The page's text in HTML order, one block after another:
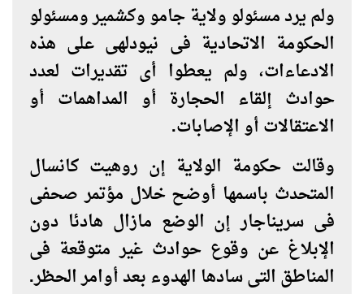
ولم يرد مسئولو ولاية جامو وكشمير ومسئولو
الحكومة الاتحادية فى نيودلهى على هذه
الادعاءات، ولم يعطوا أى تقديرات لعدد
حوادث إلقاء الحجارة أو المداهمات أو
الاعتقالات أو الإصابات.
وقالت حكومة الولاية إن روهيت كانسال
المتحدث باسمها أوضح خلال مؤتمر صحفى
فى سريناجار إن الوضع مازال هادئا دون
الإبلاغ عن وقوع حوادث غير متوقعة فى
المناطق التى سادها الهدوء بعد أوامر الحظر.